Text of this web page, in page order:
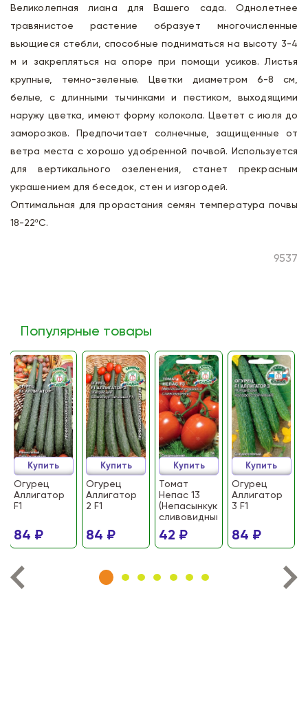
Великолепная лиана для Вашего сада. Однолетнее
травянистое растение образует многочисленные
вьющиеся стебли, способные подниматься на высоту 3-4
м и закрепляться на опоре при помощи усиков. Листья
крупные, темно-зеленые. Цветки диаметром 6-8 см,
белые, с длинными тычинками и пестиком, выходящими
наружу цветка, имеют форму колокола. Цветет c июля до
заморозков. Предпочитает солнечные, защищенные от
ветра места с хорошо удобренной почвой. Используется
для вертикального озеленения, станет прекрасным
украшением для беседок, стен и изгородей.
Оптимальная для прорастания семян температура почвы
18-22ºС.
9537
Популярные товары
Огурец
Аллигатор
F1
84 ₽
Купить
Огурец
Аллигатор
2 F1
84 ₽
Купить
Томат
Непас 13
(Непасынкующийся
сливовидный)
42 ₽
Купить
Огурец
Аллигатор
3 F1
84 ₽
Купить